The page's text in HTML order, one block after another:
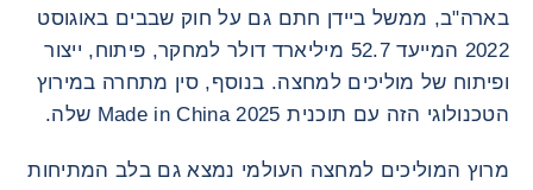
בארה"ב, ממשל ביידן חתם גם על חוק שבבים באוגוסט
2022 המייעד 52.7 מיליארד דולר למחקר, פיתוח, ייצור
ופיתוח של מוליכים למחצה. בנוסף, סין מתחרה במירוץ
הטכנולוגי הזה עם תוכנית Made in China 2025 שלה.
מרוץ המוליכים למחצה העולמי נמצא גם בלב המתיחות